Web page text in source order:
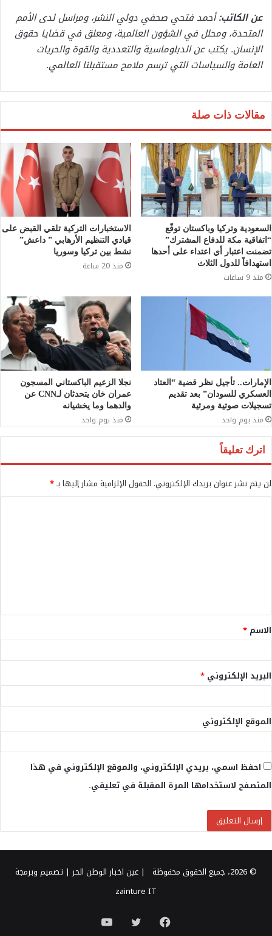
عن الكاتب:أحمد فتحي صحفي دولي النشر، ومراسل لدى الأمم
المتحدة، ومحلل في الشؤون العالمية، ومعلق في قضايا حقوق
الإنسان. يكتب عن الدبلوماسية والتعددية والقوة والحريات
العامة والسياسات التي ترسم ملامح مستقبلنا العالمي.
مقالات ذات صلة
السعودية وتركيا وباكستان توقّع
“اتفاقية مكة للدفاع المشترك”
تضمنت اعتبار أي اعتداء على أحدها
استهدافاً للدول الثلاث
منذ 9 ساعات
الاستخبارات التركية تلقي القبض على
قيادي التنظيم الأرهابي ” داعش”
نشط بين تركيا وسوريا
منذ 20 ساعة
الإمارات.. تأجيل نظر قضية “العتاد
العسكري للسودان” بعد تقديم
تسجيلات صوتية ومرئية
منذ يوم واحد
نجلا الزعيم الباكستاني المسجون
عمران خان يتحدثان لـCNN عن
والدهما وما يخشيانه
منذ يوم واحد
اترك تعليقاً
لن يتم نشر عنوان بريدك الإلكتروني. الحقول الإلزامية مشار إليها بـ*
ق
*
الاسم *
البريد الإلكتروني *
الموقع الإلكتروني
احفظ اسمي، بريدي الإلكتروني، والموقع الإلكتروني في هذا
المتصفح لاستخدامها المرة المقبلة في تعليقي.
© 2026، جميع الحقوق محفوظة | عين اخبار الوطن الحر | تصميم وبرمجة
zainture IT
فيسبوك تويتر